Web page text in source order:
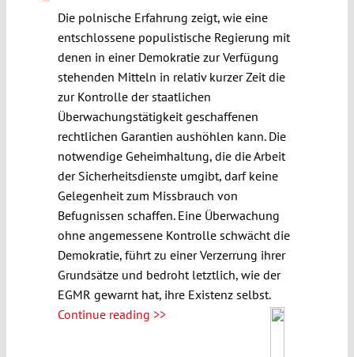
Die polnische Erfahrung zeigt, wie eine
entschlossene populistische Regierung mit
denen in einer Demokratie zur Verfügung
stehenden Mitteln in relativ kurzer Zeit die
zur Kontrolle der staatlichen
Überwachungstätigkeit geschaffenen
rechtlichen Garantien aushöhlen kann. Die
notwendige Geheimhaltung, die die Arbeit
der Sicherheitsdienste umgibt, darf keine
Gelegenheit zum Missbrauch von
Befugnissen schaffen. Eine Überwachung
ohne angemessene Kontrolle schwächt die
Demokratie, führt zu einer Verzerrung ihrer
Grundsätze und bedroht letztlich, wie der
EGMR gewarnt hat, ihre Existenz selbst.
Continue reading >>